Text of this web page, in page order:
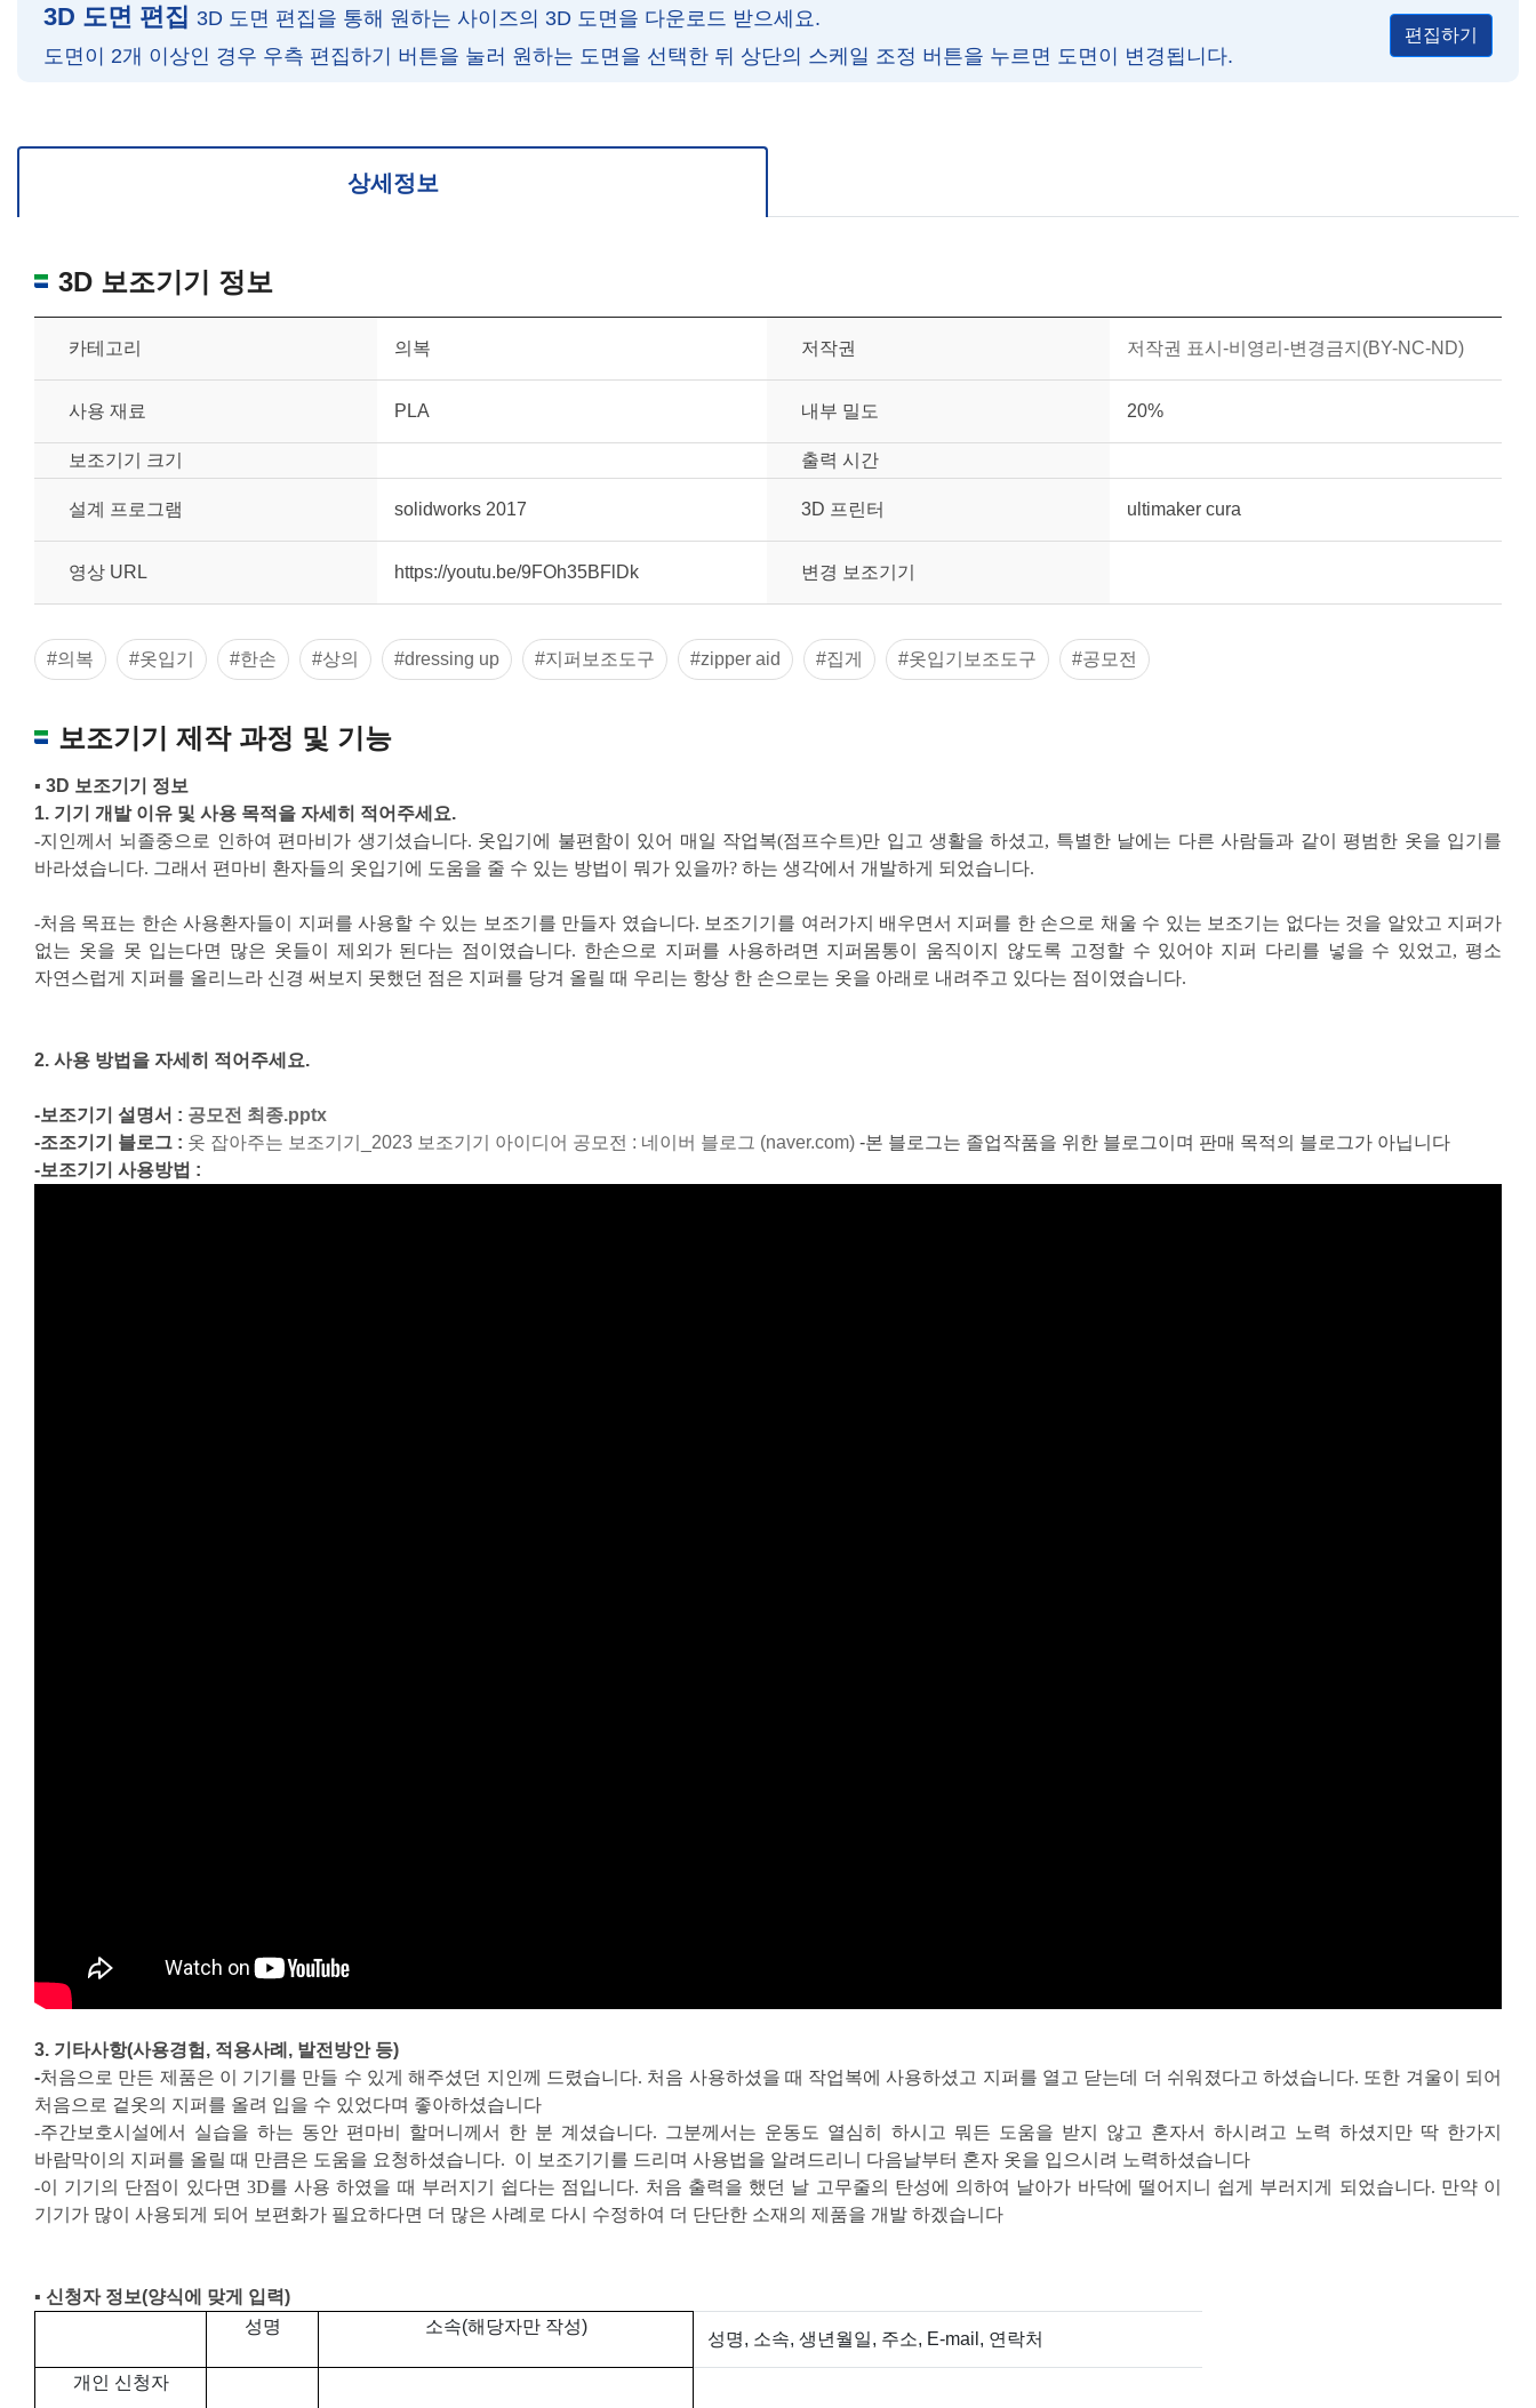
3D 도면 편집 3D 도면 편집을 통해 원하는 사이즈의 3D 도면을 다운로드 받으세요.
도면이 2개 이상인 경우 우측 편집하기 버튼을 눌러 원하는 도면을 선택한 뒤 상단의 스케일 조정 버튼을 누르면 도면이 변경됩니다.
편집하기
위치 이동: 우측 드래그
도면을 처음 위치로 되돌리고 싶은 경우 상단의 “스케일 조정“ 버튼을 눌러주세요.
원하는 치수 입력 후 “스케일 조정“ 버튼을 눌러주세요.
높이 mm
폭 mm
스케일 조정
상세정보
3D 보조기기 정보
카테고리 의복 저작권 저작권 표시-비영리-변경금지(BY-NC-ND)
사용 재료 PLA 내부 밀도 20%
보조기기 크기 출력 시간
설계 프로그램 solidworks 2017 3D 프린터 ultimaker cura
영상 URL https://youtu.be/9FOh35BFlDk 변경 보조기기
#의복 #옷입기 #한손 #상의 #dressing up #지퍼보조도구 #zipper aid #집게 #옷입기보조도구 #공모전
보조기기 제작 과정 및 기능
▪ 3D 보조기기 정보
1. 기기 개발 이유 및 사용 목적을 자세히 적어주세요.
-지인께서 뇌졸중으로 인하여 편마비가 생기셨습니다. 옷입기에 불편함이 있어 매일 작업복(점프수트)만 입고 생활을 하셨고, 특별한 날에는 다른 사람들과 같이 평범한 옷을 입기를
바라셨습니다. 그래서 편마비 환자들의 옷입기에 도움을 줄 수 있는 방법이 뭐가 있을까? 하는 생각에서 개발하게 되었습니다.
-처음 목표는 한손 사용환자들이 지퍼를 사용할 수 있는 보조기를 만들자 였습니다. 보조기기를 여러가지 배우면서 지퍼를 한 손으로 채울 수 있는 보조기는 없다는 것을 알았고 지퍼가
없는 옷을 못 입는다면 많은 옷들이 제외가 된다는 점이였습니다. 한손으로 지퍼를 사용하려면 지퍼몸통이 움직이지 않도록 고정할 수 있어야 지퍼 다리를 넣을 수 있었고, 평소
자연스럽게 지퍼를 올리느라 신경 써보지 못했던 점은 지퍼를 당겨 올릴 때 우리는 항상 한 손으로는 옷을 아래로 내려주고 있다는 점이였습니다.
2. 사용 방법을 자세히 적어주세요.
-보조기기 설명서 : 공모전 최종.pptx
-조조기기 블로그 : 옷 잡아주는 보조기기_2023 보조기기 아이디어 공모전 : 네이버 블로그 (naver.com) -본 블로그는 졸업작품을 위한 블로그이며 판매 목적의 블로그가 아닙니다
-보조기기 사용방법 :
3. 기타사항(사용경험 , 적용사례 , 발전방안 등)
-처음으로 만든 제품은 이 기기를 만들 수 있게 해주셨던 지인께 드렸습니다. 처음 사용하셨을 때 작업복에 사용하셨고 지퍼를 열고 닫는데 더 쉬워졌다고 하셨습니다. 또한 겨울이 되어
처음으로 겉옷의 지퍼를 올려 입을 수 있었다며 좋아하셨습니다
-주간보호시설에서 실습을 하는 동안 편마비 할머니께서 한 분 계셨습니다. 그분께서는 운동도 열심히 하시고 뭐든 도움을 받지 않고 혼자서 하시려고 노력 하셨지만 딱 한가지
바람막이의 지퍼를 올릴 때 만큼은 도움을 요청하셨습니다. 이 보조기기를 드리며 사용법을 알려드리니 다음날부터 혼자 옷을 입으시려 노력하셨습니다
-이 기기의 단점이 있다면 3D를 사용 하였을 때 부러지기 쉽다는 점입니다. 처음 출력을 했던 날 고무줄의 탄성에 의하여 날아가 바닥에 떨어지니 쉽게 부러지게 되었습니다. 만약 이
기기가 많이 사용되게 되어 보편화가 필요하다면 더 많은 사례로 다시 수정하여 더 단단한 소재의 제품을 개발 하겠습니다
▪ 신청자 정보(양식에 맞게 입력)
성명
소속(해당자만 작성)
성명, 소속, 생년월일, 주소, E-mail, 연락처
개인 신청자